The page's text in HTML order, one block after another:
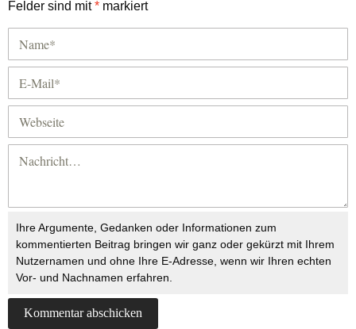
Felder sind mit* markiert
Ihre Argumente, Gedanken oder Informationen zum
kommentierten Beitrag bringen wir ganz oder gekürzt mit Ihrem
Nutzernamen und ohne Ihre E-Adresse, wenn wir Ihren echten
Vor- und Nachnamen erfahren.